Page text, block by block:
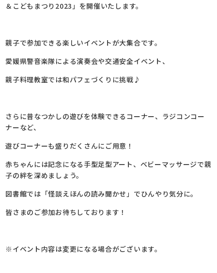
＆こどもまつり2023」を開催いたします。
親子で参加できる楽しいイベントが大集合です。
愛媛県警音楽隊による演奏会や交通安全イベント、
親子料理教室では和パフェづくりに挑戦♪
さらに昔なつかしの遊びを体験できるコーナー、ラジコンコー
ナーなど、
遊びコーナーも盛りだくさんにご用意！
赤ちゃんには記念になる手型足型アート、ベビーマッサージで親
子の絆を深めましょう。
図書館では「怪談えほんの読み聞かせ」でひんやり気分に。
皆さまのご参加お待ちしております！
※イベント内容は変更になる場合がございます。